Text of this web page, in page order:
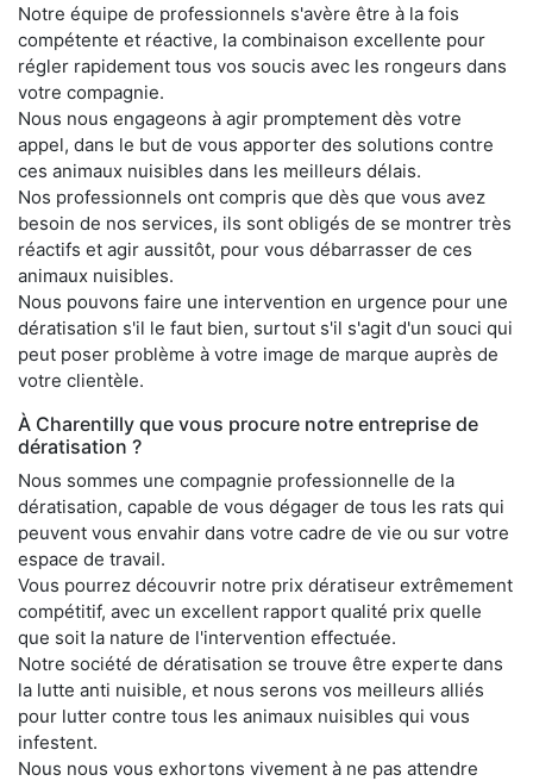
Notre équipe de professionnels s'avère être à la fois
compétente et réactive, la combinaison excellente pour
régler rapidement tous vos soucis avec les rongeurs dans
votre compagnie.
Nous nous engageons à agir promptement dès votre
appel, dans le but de vous apporter des solutions contre
ces animaux nuisibles dans les meilleurs délais.
Nos professionnels ont compris que dès que vous avez
besoin de nos services, ils sont obligés de se montrer très
réactifs et agir aussitôt, pour vous débarrasser de ces
animaux nuisibles.
Nous pouvons faire une intervention en urgence pour une
dératisation s'il le faut bien, surtout s'il s'agit d'un souci qui
peut poser problème à votre image de marque auprès de
votre clientèle.
À Charentilly que vous procure notre entreprise de
dératisation ?
Nous sommes une compagnie professionnelle de la
dératisation, capable de vous dégager de tous les rats qui
peuvent vous envahir dans votre cadre de vie ou sur votre
espace de travail.
Vous pourrez découvrir notre prix dératiseur extrêmement
compétitif, avec un excellent rapport qualité prix quelle
que soit la nature de l'intervention effectuée.
Notre société de dératisation se trouve être experte dans
la lutte anti nuisible, et nous serons vos meilleurs alliés
pour lutter contre tous les animaux nuisibles qui vous
infestent.
Nous nous vous exhortons vivement à ne pas attendre